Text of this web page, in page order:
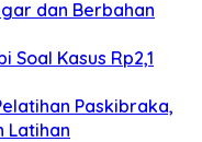
dan Berbahan
Soal Kasus Rp2,1
Paskibraka,
Latihan